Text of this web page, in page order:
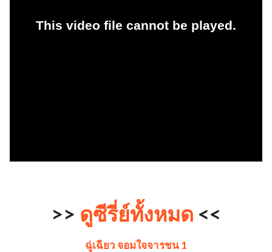
>> ดูซีรี่ย์ทั้งหมด <<
ฉู่เฉียว จอมใจจารชน 1